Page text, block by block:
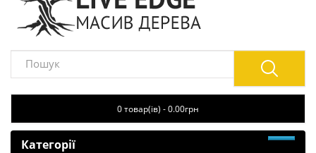
0 товар(ів) - 0.00грн
Категорії